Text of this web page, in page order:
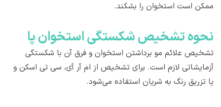
ممکن است استخوان را بشکند.
نحوه تشخیص شکستگی استخوان پا
تشخیص علائم مو برداشتن استخوان و فرق آن با شکستگی
آزمایشاتی لازم است. برای تشخیص از ام آر آی، سی تی اسکن و
یا تزریق رنگ به شریان استفاده می‌شود.